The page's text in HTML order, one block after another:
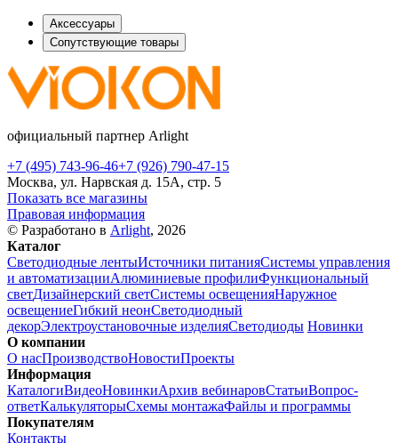
Аксессуары
Сопутствующие товары
официальный партнер Arlight
+7 (495) 743-96-46+7 (926) 790-47-15
Москва, ул. Нарвская д. 15А, стр. 5
Показать все магазины
Правовая информация
© Разработано в Arlight, 2026
Каталог
Светодиодные лентыИсточники питанияСистемы управления
и автоматизацииАлюминиевые профилиФункциональный
светДизайнерский светСистемы освещенияНаружное
освещениеГибкий неонСветодиодный
декорЭлектроустановочные изделияСветодиоды Новинки
О компании
О насПроизводствоНовостиПроекты
Информация
КаталогиВидеоНовинкиАрхив вебинаровСтатьиВопрос-
ответКалькуляторыСхемы монтажаФайлы и программы
Покупателям
Контакты